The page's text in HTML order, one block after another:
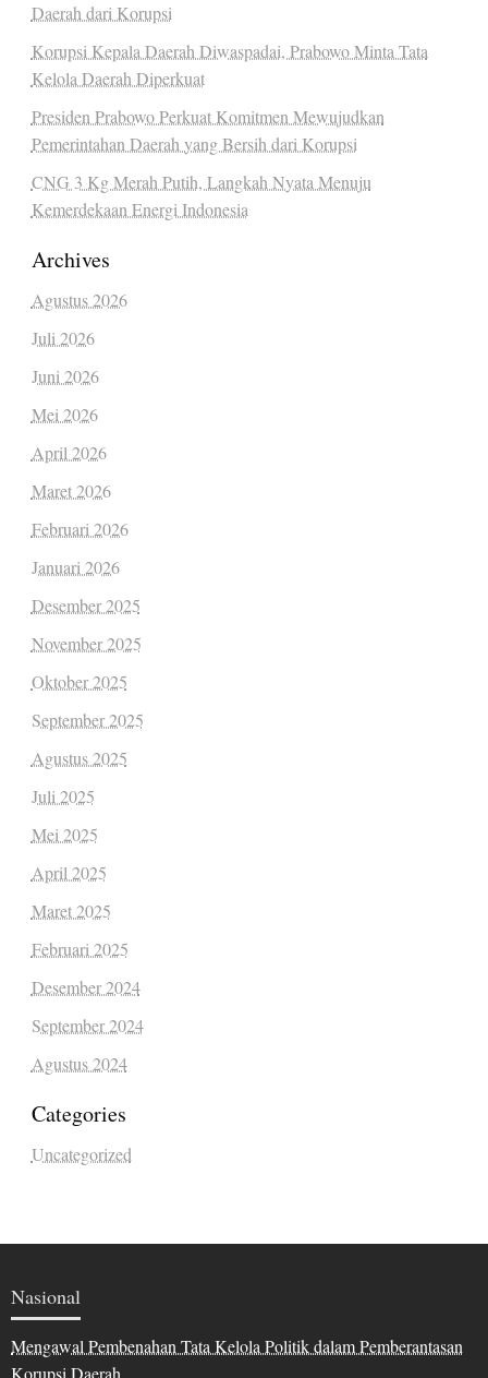
Daerah dari Korupsi
Korupsi Kepala Daerah Diwaspadai, Prabowo Minta Tata
Kelola Daerah Diperkuat
Presiden Prabowo Perkuat Komitmen Mewujudkan
Pemerintahan Daerah yang Bersih dari Korupsi
CNG 3 Kg Merah Putih, Langkah Nyata Menuju
Kemerdekaan Energi Indonesia
Archives
Agustus 2026
Juli 2026
Juni 2026
Mei 2026
April 2026
Maret 2026
Februari 2026
Januari 2026
Desember 2025
November 2025
Oktober 2025
September 2025
Agustus 2025
Juli 2025
Mei 2025
April 2025
Maret 2025
Februari 2025
Desember 2024
September 2024
Agustus 2024
Categories
Uncategorized
Nasional
Mengawal Pembenahan Tata Kelola Politik dalam Pemberantasan
Korupsi Daerah